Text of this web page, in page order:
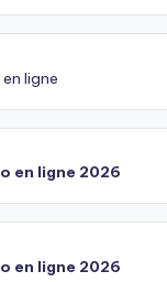
ligne
en ligne 2026
en ligne 2026